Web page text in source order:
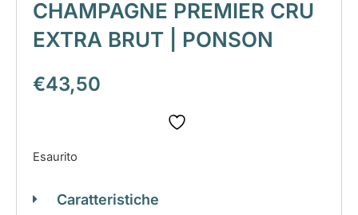
CHAMPAGNE PREMIER CRU
EXTRA BRUT | PONSON
€43,50
Esaurito
Caratteristiche